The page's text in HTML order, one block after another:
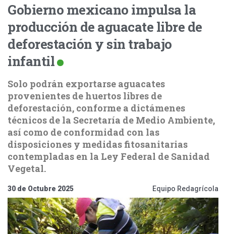
Gobierno mexicano impulsa la
producción de aguacate libre de
deforestación y sin trabajo
infantil
Solo podrán exportarse aguacates
provenientes de huertos libres de
deforestación, conforme a dictámenes
técnicos de la Secretaría de Medio Ambiente,
así como de conformidad con las
disposiciones y medidas fitosanitarias
contempladas en la Ley Federal de Sanidad
Vegetal.
30 de Octubre 2025 Equipo Redagrícola